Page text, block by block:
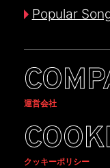
Popular
運営会社
クッキーポリシー